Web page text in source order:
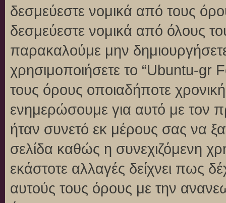
δεσμεύεστε νομικά από τους
δεσμεύεστε νομικά από όλους
παρακαλούμε μην
χρησιμοποιήσετε το “Ubuntu-gr
τους όρους οποιαδήποτε
ενημερώσουμε για αυτό με τον
ήταν συνετό εκ μέρους σας να
σελίδα καθώς η συνεχιζόμενη
εκάστοτε αλλαγές δείχνει πως
αυτούς τους όρους με την